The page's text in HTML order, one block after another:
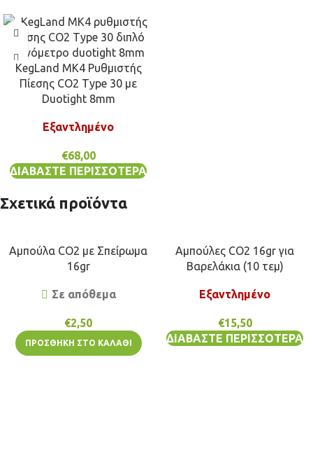
KegLand MK4 Ρυθμιστής
Πίεσης CO2 Type 30 με
Duotight 8mm
Εξαντλημένο
€68,00
ΔΙΑΒΆΣΤΕ ΠΕΡΙΣΣΌΤΕΡΑ
Σχετικά προϊόντα
Αμπούλα CO2 με Σπείρωμα
16gr
Σε απόθεμα
€2,50
ΠΡΟΣΘΉΚΗ ΣΤΟ ΚΑΛΆΘΙ
Αμπούλες CO2 16gr για
Βαρελάκια (10 τεμ)
Εξαντλημένο
€15,50
ΔΙΑΒΆΣΤΕ ΠΕΡΙΣΣΌΤΕΡΑ